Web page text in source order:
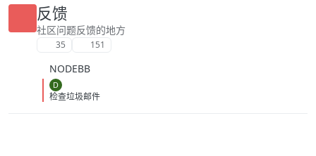
本国 AI 关键基础设施：拟禁止采购中国光模块 Anthropic 确认正在为
Claude 组建内部芯片团队 美国告知 AI 企业：将不对开放权重模型进
行安全测试 马斯克：Grok 4.6 预计下周发布，Grok 5 计划在今年发
布 《黑神话：悟空》将开启七折优惠活动 泡泡玛特澄清：段永平不是
主动减持 多省推动落实职工带薪休假，多地要求领导干部带头休假 迪
悉寻求募集 5 亿美元新基金 红果短剧回应网传「限制演员日薪不超 4
万」：演员片酬评定为市场行为，与平台无关 Anthropic 与谷歌将达
成约 2000 亿美元 AI 芯片合作
反馈
社区问题反馈的地方
35 151
NODEBB
D
检查垃圾邮件